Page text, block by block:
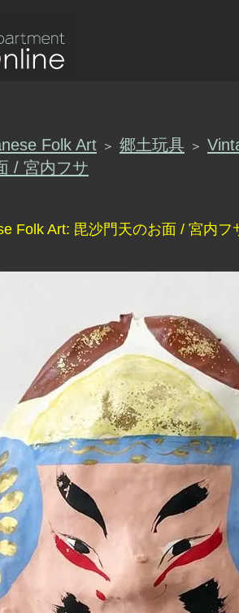
Folk Art ＞ 郷土玩具 ＞
/ 宮内フサ
Folk Art: 毘沙門天のお面 / 宮内フ